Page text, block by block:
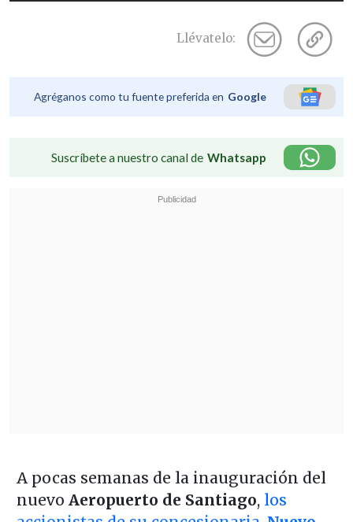
Llévatelo:
Agréganos como tu fuente preferida en Google
Suscríbete a nuestro canal de Whatsapp
A pocas semanas de la inauguración del
nuevo Aeropuerto de Santiago, los